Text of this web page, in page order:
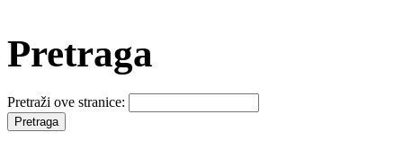
Pretraga
Pretraži ove stranice: